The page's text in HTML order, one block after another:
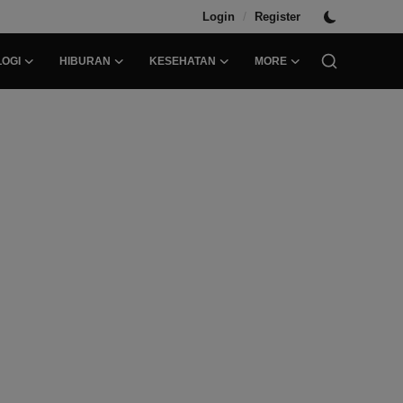
Login / Register
HIBURAN KESEHATAN MORE